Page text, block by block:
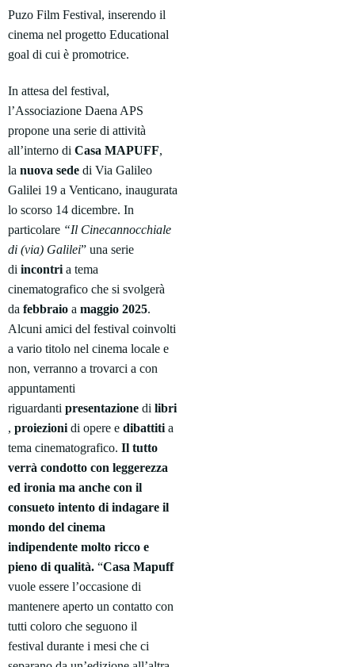
Puzo Film Festival, inserendo il
cinema nel progetto Educational
goal di cui è promotrice.
In attesa del festival,
l’Associazione Daena APS
propone una serie di attività
all’interno di Casa MAPUFF,
la nuova sede di Via Galileo
Galilei 19 a Venticano, inaugurata
lo scorso 14 dicembre. In
particolare “Il Cinecannocchiale
di (via) Galilei” una serie
di incontri a tema
cinematografico che si svolgerà
da febbraio a maggio 2025.
Alcuni amici del festival coinvolti
a vario titolo nel cinema locale e
non, verranno a trovarci a con
appuntamenti
riguardanti presentazione di libri
, proiezioni di opere e dibattiti a
tema cinematografico. Il tutto
verrà condotto con leggerezza
ed ironia ma anche con il
consueto intento di indagare il
mondo del cinema
indipendente molto ricco e
pieno di qualità. “Casa Mapuff
vuole essere l’occasione di
mantenere aperto un contatto con
tutti coloro che seguono il
festival durante i mesi che ci